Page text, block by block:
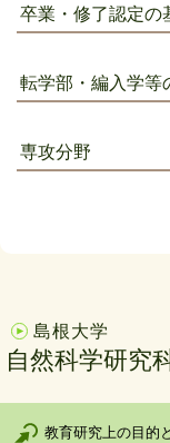
卒業・修了認定の
転学部・編入学等
専攻分野
島根大学
自然科学研究
教育研究上の目的